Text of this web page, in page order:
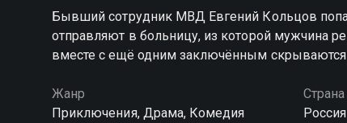
Бывший сотрудник МВД Евгений Кольцов
отправляют в больницу, из которой мужчина
вместе с ещё одним заключённым скрываются
Жанр
Приключения, Драма, Комедия
Страна
Россия